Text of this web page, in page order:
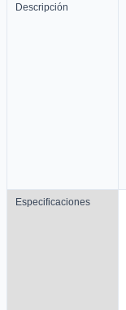
Descripción
Especificaciones